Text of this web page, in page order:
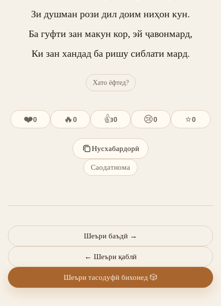
Зи душман рози дил доим ниҳон кун.
Ба гуфти зан макун кор, эй ҷавонмард,
Ки зан хандад ба ришу сиблати мард.
Хато ёфтед?
❤️0 🔥0 👍0 😢0 ⭐0
Нусхабардорӣ
Саодатнома
← Шеъри қаблӣ
Шеъри баъдӣ →
Шеъри тасодуфӣ бихонед 🎲